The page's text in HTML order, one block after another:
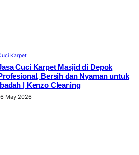
Karpet
Cuci Karpet Masjid di Depok
Profesional, Bersih dan Nyaman untuk
Ibadah | Kenzo Cleaning
May 2026